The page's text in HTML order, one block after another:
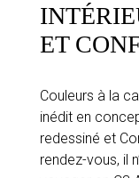
ET
Couleurs à la
inédit en
redessiné et
rendez-vous, il